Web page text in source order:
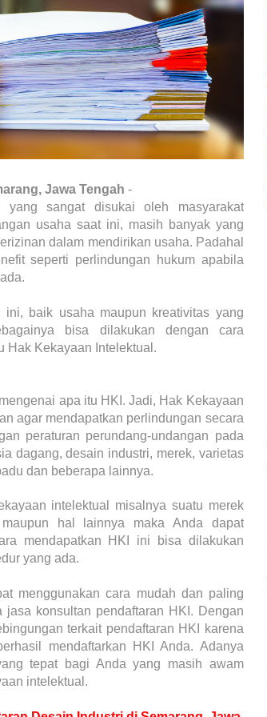
Jawa Tengah -
sangat disukai oleh masyarakat
usaha saat ini, masih banyak yang
dalam mendirikan usaha. Padahal
seperti perlindungan hukum apabila
baik usaha maupun kreativitas yang
bisa dilakukan dengan cara
Hak Kekayaan Intelektual.
apa itu HKI. Jadi, Hak Kekayaan
agar mendapatkan perlindungan secara
peraturan perundang-undangan pada
dagang, desain industri, merek, varietas
dan beberapa lainnya.
intelektual misalnya suatu merek
hal lainnya maka Anda dapat
mendapatkan HKI ini bisa dilakukan
yang ada.
menggunakan cara mudah dan paling
konsultan pendaftaran HKI. Dengan
terkait pendaftaran HKI karena
mendaftarkan HKI Anda. Adanya
tepat bagi Anda yang masih awam
intelektual.